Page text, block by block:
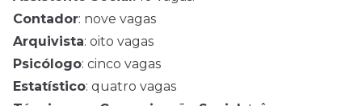
Contador: nove vagas
Arquivista: oito vagas
Psicólogo: cinco vagas
Estatístico: quatro vagas